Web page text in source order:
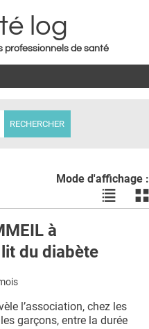
log
professionnels de santé
Mode d'affichage :
Voir
les
les
à
du diabète
l’association, chez les
garçons, entre la durée